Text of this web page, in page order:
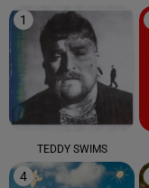
1
TEDDY SWIMS
4